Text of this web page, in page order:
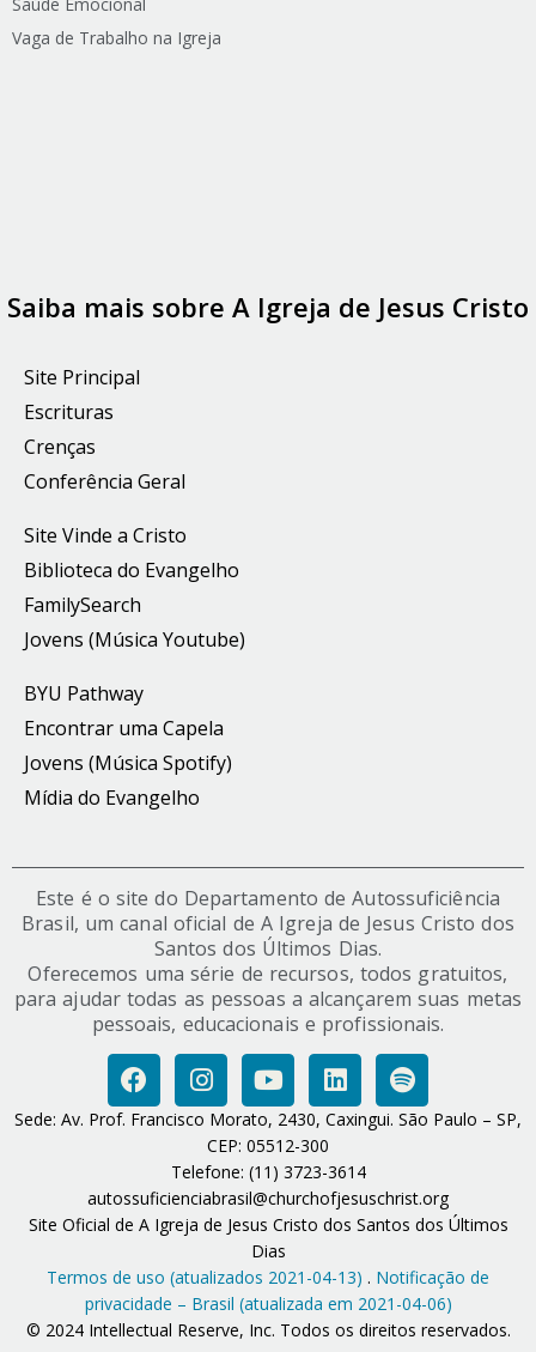
Vaga de Trabalho na Igreja
Saiba mais sobre A Igreja de Jesus Cristo
Site Principal
Escrituras
Crenças
Conferência Geral
Site Vinde a Cristo
Biblioteca do Evangelho
FamilySearch
Jovens (Música Youtube)
BYU Pathway
Encontrar uma Capela
Jovens (Música Spotify)
Mídia do Evangelho
Este é o site do Departamento de Autossuficiência
Brasil, um canal oficial de A Igreja de Jesus Cristo dos
Santos dos Últimos Dias.
Oferecemos uma série de recursos, todos gratuitos,
para ajudar todas as pessoas a alcançarem suas metas
pessoais, educacionais e profissionais.
Sede: Av. Prof. Francisco Morato, 2430, Caxingui. São Paulo – SP,
CEP: 05512-300
Telefone: (11) 3723-3614
autossuficienciabrasil@churchofjesuschrist.org
Site Oficial de A Igreja de Jesus Cristo dos Santos dos Últimos
Dias
Termos de uso (atualizados 2021-04-13) . Notificação de
privacidade – Brasil (atualizada em 2021-04-06)
© 2024 Intellectual Reserve, Inc. Todos os direitos reservados.